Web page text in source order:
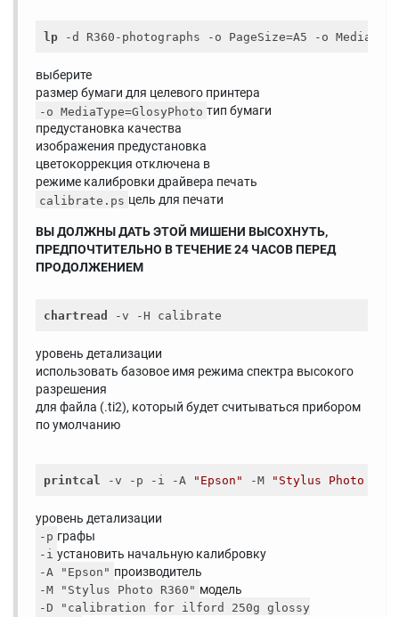
lp -d R360-photographs -o PageSize=A5 -o
выберите
размер бумаги для целевого принтера
-o MediaType=GlosyPhoto тип бумаги
предустановка качества
изображения предустановка
цветокоррекция отключена в
режиме калибровки драйвера печать
calibrate.ps цель для печати
ВЫ ДОЛЖНЫ ДАТЬ ЭТОЙ МИШЕНИ ВЫСОХНУТЬ,
ПРЕДПОЧТИТЕЛЬНО В ТЕЧЕНИЕ 24 ЧАСОВ ПЕРЕД
ПРОДОЛЖЕНИЕМ
chartread
уровень детализации
использовать базовое имя режима спектра высокого
разрешения
для файла (.ti2), который будет считываться прибором
по умолчанию
printcal -v -p -i -A "Epson" -M "Stylus Photo
уровень детализации
-p графы
-i установить начальную калибровку
-A "Epson" производитель
-M "Stylus Photo R360" модель
-D "calibration for ilford 250g glossy